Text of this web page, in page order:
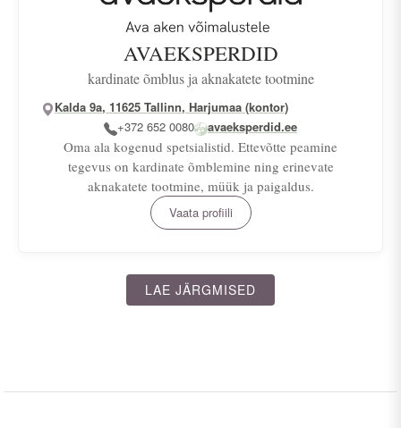
AVAEKSPERDID
kardinate õmblus ja aknakatete tootmine
Kalda 9a, 11625 Tallinn, Harjumaa (kontor)
+372 652 0080
avaeksperdid.ee
Vaata profiili
Oma ala kogenud spetsialistid. Ettevõtte peamine
tegevus on kardinate õmblemine ning erinevate
aknakatete tootmine, müük ja paigaldus.
LAE JÄRGMISED